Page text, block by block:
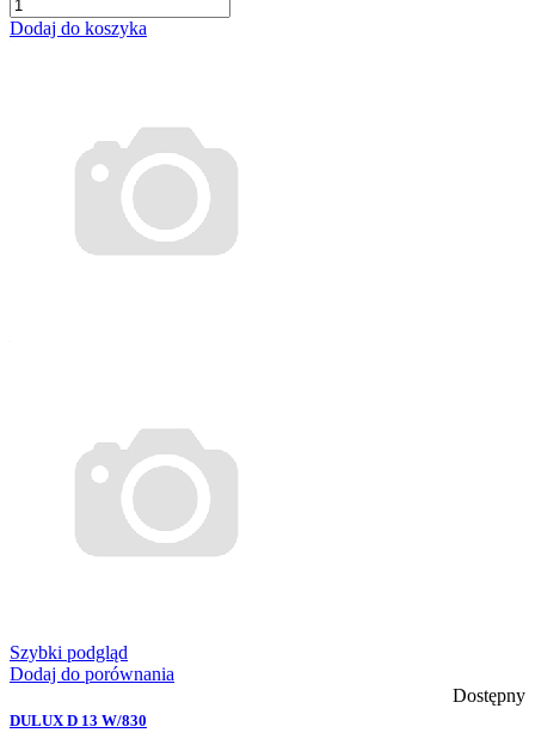
Dodaj do koszyka
Szybki podgląd
Dodaj do porównania
Dostępny
DULUX D 13 W/830